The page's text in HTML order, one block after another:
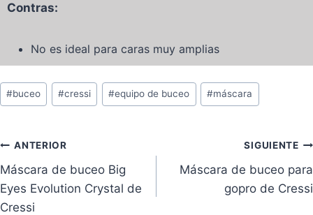
Contras:
No es ideal para caras muy amplias
#buceo #cressi #equipo de buceo #máscara
ANTERIOR
Máscara de buceo Big
Eyes Evolution Crystal de
Cressi
SIGUIENTE
Máscara de buceo para
gopro de Cressi